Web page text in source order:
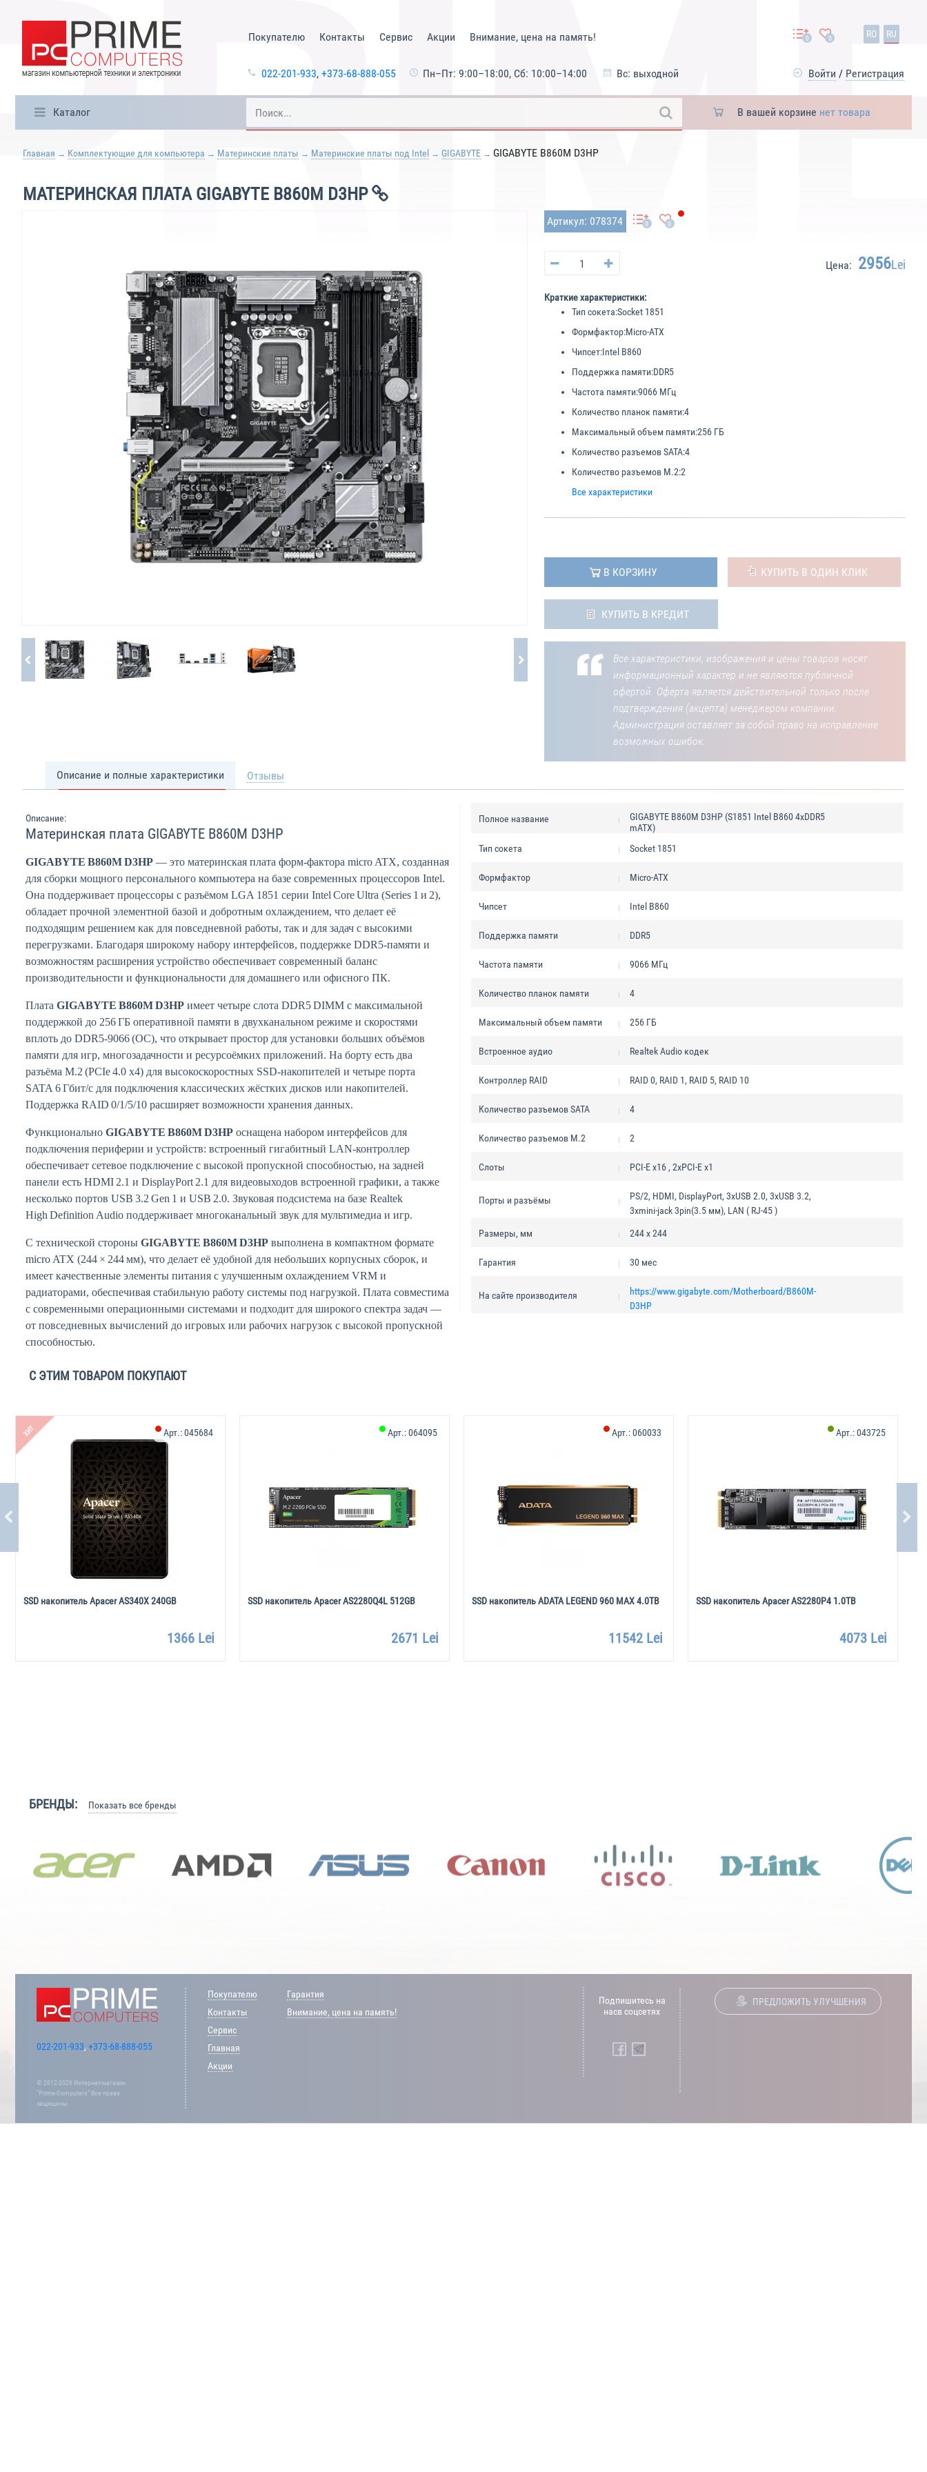
Покупателю Контакты Сервис Акции Внимание, цена на память!
022-201-933, +373-68-888-055 Пн–Пт: 9:00–18:00, Сб: 10:00–14:00 Вс: выходной
0 0 RO RU
Войти / Регистрация
Каталог В вашей корзине нет товара
Главная Комплектующие для компьютера Материнские платы Материнские платы под Intel GIGABYTE GIGABYTE B860M D3HP
МАТЕРИНСКАЯ ПЛАТА GIGABYTE B860M D3HP
Артикул: 078374 0 0
Цена: 2956Lei
Краткие характеристики:
Тип сокета:Socket 1851
Формфактор:Micro-ATX
Чипсет:Intel B860
Поддержка памяти:DDR5
Частота памяти:9066 МГц
Количество планок памяти:4
Максимальный объем памяти:256 ГБ
Количество разъемов SATA:4
Количество разъемов M.2:2
Все характеристики
В КОРЗИНУ КУПИТЬ В ОДИН КЛИК
КУПИТЬ В КРЕДИТ
Все характеристики, изображения и цены товаров носят
информационный характер и не являются публичной
офертой. Оферта является действительной только после
подтверждения (акцепта) менеджером компании.
Администрация оставляет за собой право на исправление
возможных ошибок.
Описание и полные характеристики Отзывы
Описание:
Материнская плата GIGABYTE B860M D3HP
GIGABYTE B860M D3HP — это материнская плата форм‑фактора micro ATX, созданная
для сборки мощного персонального компьютера на базе современных процессоров Intel.
Она поддерживает процессоры с разъёмом LGA 1851 серии Intel Core Ultra (Series 1 и 2),
обладает прочной элементной базой и добротным охлаждением, что делает её
подходящим решением как для повседневной работы, так и для задач с высокими
перегрузками. Благодаря широкому набору интерфейсов, поддержке DDR5‑памяти и
возможностям расширения устройство обеспечивает современный баланс
производительности и функциональности для домашнего или офисного ПК.
Плата GIGABYTE B860M D3HP имеет четыре слота DDR5 DIMM с максимальной
поддержкой до 256 ГБ оперативной памяти в двухканальном режиме и скоростями
вплоть до DDR5‑9066 (OC), что открывает простор для установки больших объёмов
памяти для игр, многозадачности и ресурсоёмких приложений. На борту есть два
разъёма M.2 (PCIe 4.0 x4) для высокоскоростных SSD‑накопителей и четыре порта
SATA 6 Гбит/с для подключения классических жёстких дисков или накопителей.
Поддержка RAID 0/1/5/10 расширяет возможности хранения данных.
Функционально GIGABYTE B860M D3HP оснащена набором интерфейсов для
подключения периферии и устройств: встроенный гигабитный LAN‑контроллер
обеспечивает сетевое подключение с высокой пропускной способностью, на задней
панели есть HDMI 2.1 и DisplayPort 2.1 для видеовыходов встроенной графики, а также
несколько портов USB 3.2 Gen 1 и USB 2.0. Звуковая подсистема на базе Realtek
High Definition Audio поддерживает многоканальный звук для мультимедиа и игр.
С технической стороны GIGABYTE B860M D3HP выполнена в компактном формате
micro ATX (244 × 244 мм), что делает её удобной для небольших корпусных сборок, и
имеет качественные элементы питания с улучшенным охлаждением VRM и
радиаторами, обеспечивая стабильную работу системы под нагрузкой. Плата совместима
с современными операционными системами и подходит для широкого спектра задач —
от повседневных вычислений до игровых или рабочих нагрузок с высокой пропускной
способностью.
Полное название
GIGABYTE B860M D3HP (S1851 Intel B860 4xDDR5
mATX)
Тип сокета
Socket 1851
Формфактор Micro-ATX
Чипсет Intel B860
Поддержка памяти DDR5
Частота памяти 9066 МГц
Количество планок памяти 4
Максимальный объем памяти 256 ГБ
Встроенное аудио Realtek Audio кодек
Контроллер RAID RAID 0, RAID 1, RAID 5, RAID 10
Количество разъемов SATA 4
Количество разъемов M.2 2
Слоты PCI-E x16 , 2xPCI-E x1
Порты и разъёмы
PS/2, HDMI, DisplayPort, 3xUSB 2.0, 3xUSB 3.2,
3xmini-jack 3pin(3.5 мм), LAN ( RJ-45 )
Размеры, мм 244 x 244
Гарантия 30 мес
На сайте производителя
https://www.gigabyte.com/Motherboard/B860M-
D3HP
С ЭТИМ ТОВАРОМ ПОКУПАЮТ
ХИТ
SSD накопитель Apacer AS340X 240GB
Арт.:045684
1366 Lei
SSD накопитель Apacer AS2280Q4L 512GB
Арт.:064095
2671 Lei
SSD накопитель ADATA LEGEND 960 MAX 4.0TB
Арт.:060033
11542 Lei
SSD накопитель Apacer AS2280P4 1.0TB
Арт.:043725
4073 Lei
БРЕНДЫ: Показать все бренды
022-201-933, +373-68-888-055
© 2012-2026 Интернет-магазин
“Prime-Computers” Все права
защищены.
Покупателю
Контакты
Сервис
Главная
Акции
Гарантия
Внимание, цена на память!
Подпишитесь на
насв соцсетях
ПРЕДЛОЖИТЬ УЛУЧШЕНИЯ